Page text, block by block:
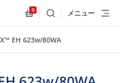
0
検索 メニュー
EH 623w/80WA